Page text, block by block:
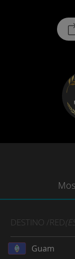
DESTINO /RED
Guam